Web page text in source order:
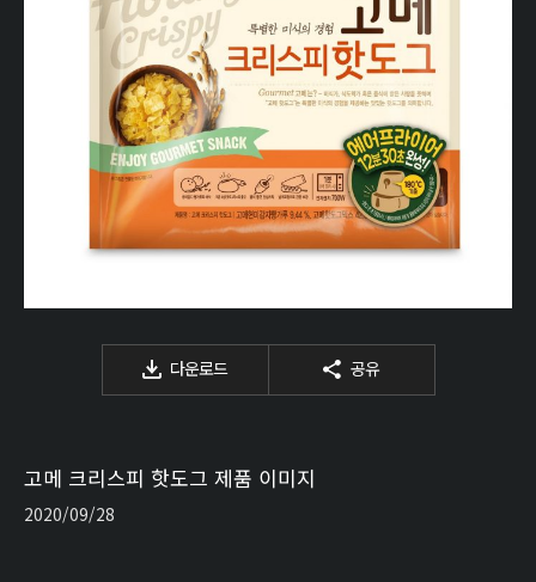
다운로드 공유
고메 크리스피 핫도그 제품 이미지
2020/09/28